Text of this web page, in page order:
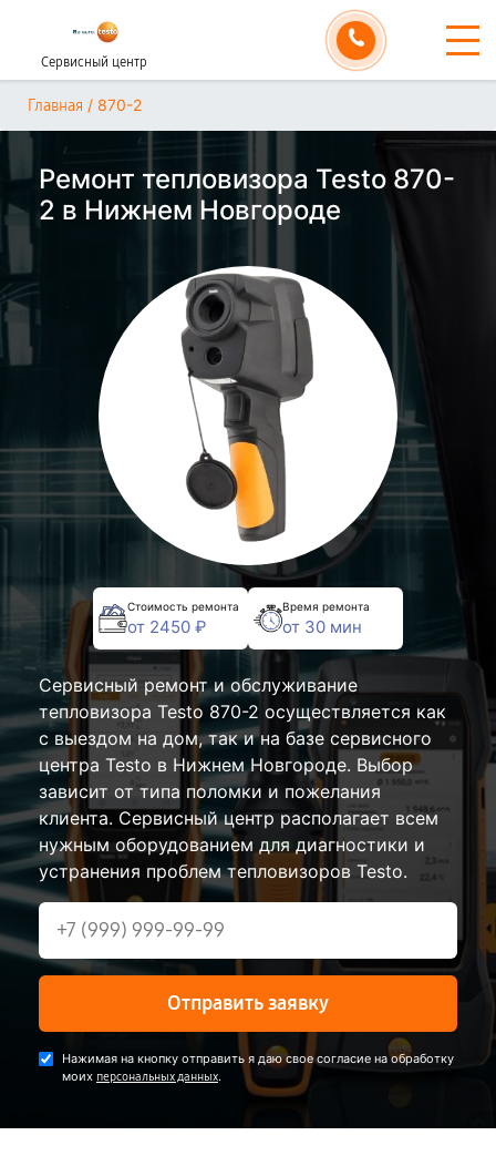
Сервисный центр
Главная / 870-2
Ремонт тепловизора Testo 870-
2 в Нижнем Новгороде
Стоимость ремонта
от 2450 ₽
Время ремонта
от 30 мин
Сервисный ремонт и обслуживание
тепловизора Testo 870-2 осуществляется как
с выездом на дом, так и на базе сервисного
центра Testo в Нижнем Новгороде. Выбор
зависит от типа поломки и пожелания
клиента. Сервисный центр располагает всем
нужным оборудованием для диагностики и
устранения проблем тепловизоров Testo.
Отправить заявку
Нажимая на кнопку отправить я даю свое согласие на обработку
моих персональных данных.